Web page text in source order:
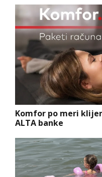
Komfor po meri
ALTA banke